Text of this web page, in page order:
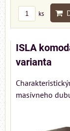
ks
ISLA
varianta
masívneho